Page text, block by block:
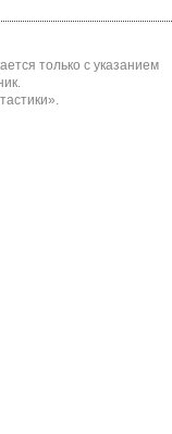
только с указанием
.